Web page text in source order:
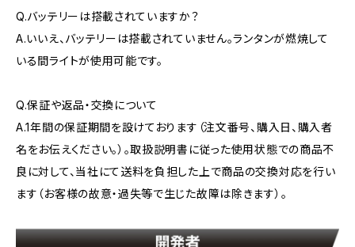
Q.バッテリーは搭載されていますか？
A.いいえ、バッテリーは搭載されていません。ランタンが燃焼して
いる間ライトが使用可能です。
Q.保証や返品・交換について
A.1年間の保証期間を設けております（注文番号、購入日、購入者
名をお伝えください。）。取扱説明書に従った使用状態での商品不
良に対して、当社にて送料を負担した上で商品の交換対応を行い
ます（お客様の故意・過失等で生じた故障は除きます）。